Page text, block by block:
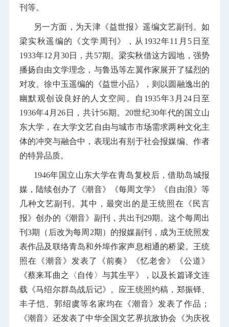
刊等。
另一方面，为天津《益世报》遥编文艺副刊。如
梁实秋遥编的《文学周刊》，从1932年11月5日至
1933年12月30日，共57期。梁实秋借这方园地，强势
播扬自由文学理念，与鲁迅等左翼作家展开了猛烈的
对攻。徐中玉遥编的《益世小品》，则以圆融逸出的
幽默观创设良好的人文空间。自1935年3月24日至
1936年4月26日，共计56期。20世纪30年代的国立山
东大学，在大学文艺自由与城市市场需求两种文化主
体的冲突与融合中，表现出有别于社会报媒编、作者
的特异品质。
1946年国立山东大学在青岛复校后，借助岛城报
媒，陆续创办了《潮音》《每周文学》《自由浪》等
几种文艺副刊。其中，最突出的是王统照在《民言
报》创办的《潮音》副刊，共出刊29期。这个每周出
刊3期（后改为每周2期）的报媒副刊，成为王统照发
表作品及联络青岛和外埠作家声息相通的桥梁。王统
照在《潮音》发表了《前奏》《忆老舍》《公道》
《蔡来耳曲之〈自传〉与其生平》，以及长篇译文连
载《马绍尔群岛战后记》。应王统照约稿，郑振铎、
丰子恺、郭绍虞等名家均在《潮音》发表了作品；
《潮音》还发表了中华全国文艺界抗敌协会《为庆祝